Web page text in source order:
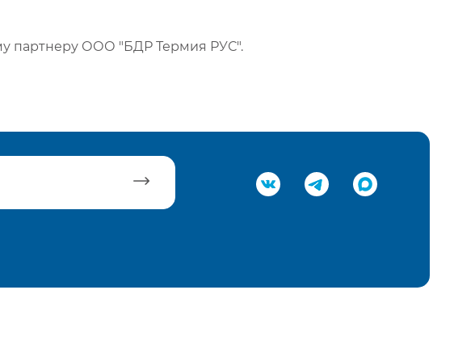
партнеру ООО "БДР Термия РУС".